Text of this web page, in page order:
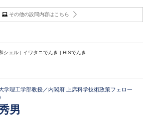
その他の設問内容はこちら
シェル | イワタニでんき | HISでんき
学理工学部教授／内閣府 上席科学技術政策フェロー
男